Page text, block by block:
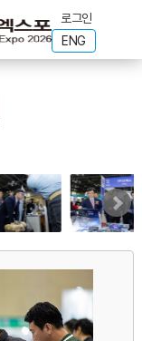
로그인
ENG